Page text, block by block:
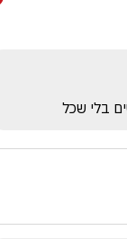
בלי שכל